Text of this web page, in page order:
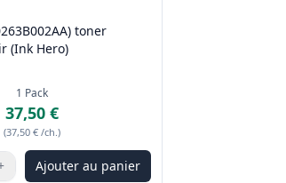
toner
(Ink Hero)
1 Pack
37,50 €
(37,50 € /ch.)
pour ajuster
Ajouter au panier